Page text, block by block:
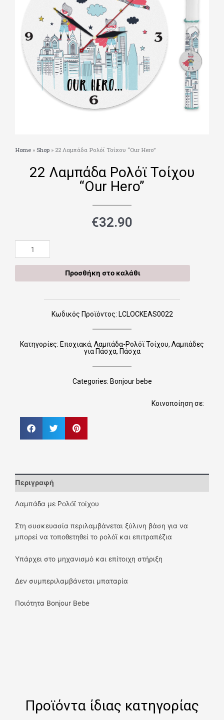
Home » Shop » 22 Λαμπάδα Ρολόϊ Τοίχου “Our Hero”
22 Λαμπάδα Ρολόϊ Τοίχου
“Our Hero”
€32.90
Λαμπάδα
Ρολόϊ
Προσθήκη στο καλάθι
Κωδικός Προϊόντος: LCLOCKEAS0022
Κατηγορίες: Εποχιακά, Λαμπάδα-Ρολόϊ Τοίχου, Λαμπάδες
για Πάσχα, Πάσχα
Categories: Bonjour bebe
Κοινοποίηση σε:
Περιγραφή
Λαμπάδα με Ρολόϊ τοίχου
Στη συσκευασία περιλαμβάνεται ξύλινη βάση για να
μπορεί να τοποθετηθεί το ρολόϊ και επιτραπέζια
Υπάρχει στο μηχανισμό και επίτοιχη στήριξη
Δεν συμπεριλαμβάνεται μπαταρία
Ποιότητα Bonjour Bebe
Προϊόντα ίδιας κατηγορίας